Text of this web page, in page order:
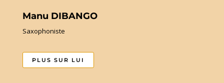
Manu DIBANGO
Saxophoniste
PLUS SUR LUI